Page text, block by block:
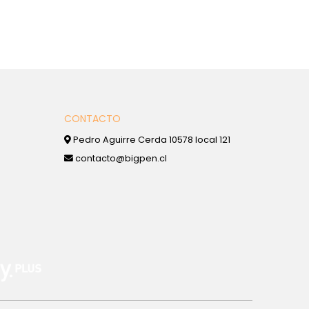
CONTACTO
Pedro Aguirre Cerda 10578 local 121
contacto@bigpen.cl